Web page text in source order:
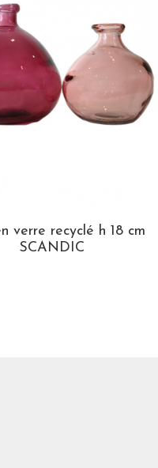
verre recyclé h 18 cm
SCANDIC